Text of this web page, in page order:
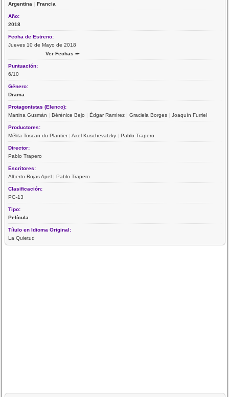
Argentina |Francia
Año:
2018
Fecha de Estreno:
Jueves 10 de Mayo de 2018
Ver Fechas ➨
Puntuación:
6/10
Género:
Drama
Protagonistas (Elenco):
Martina Gusmán |Bérénice Bejo |Édgar Ramírez |Graciela Borges |Joaquín Furriel
Productores:
Mélita Toscan du Plantier|Axel Kuschevatzky |Pablo Trapero
Director:
Pablo Trapero
Escritores:
Alberto Rojas Apel |Pablo Trapero
Clasificación:
PG-13
Tipo:
Película
Título en Idioma Original:
La Quietud